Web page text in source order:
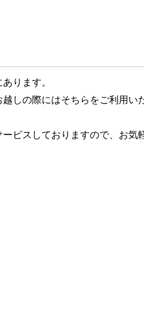
ります。
しの際にはそちらをご利用い
ビスしておりますので、お気